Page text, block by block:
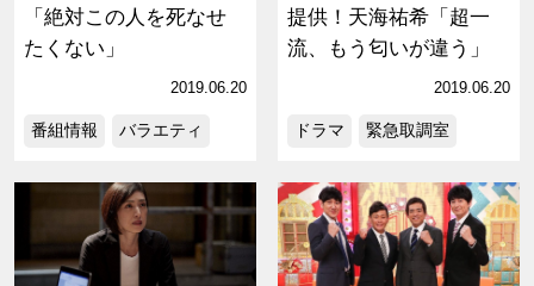
「絶対この人を死なせ
たくない」
2019.06.20
番組情報 バラエティ
提供！天海祐希「超一
流、もう匂いが違う」
2019.06.20
ドラマ 緊急取調室